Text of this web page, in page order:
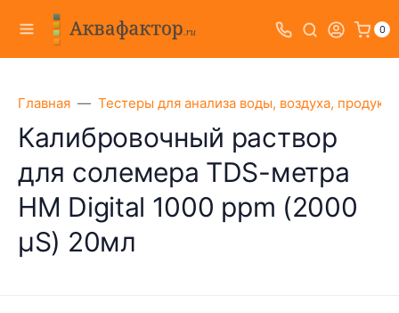
0
Главная Тестеры для анализа воды, воздуха,
Калибровочный раствор
для солемера TDS-метра
HM Digital 1000 ppm (2000
µS) 20мл